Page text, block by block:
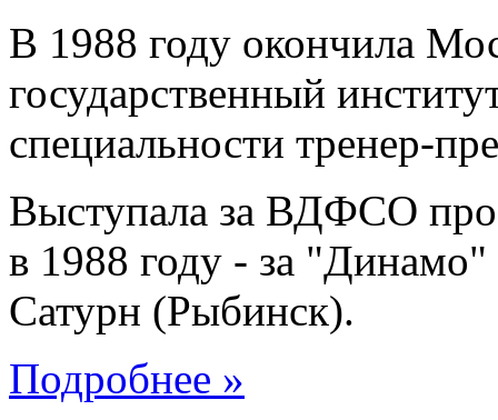
В 1988 году окончила
государственный
специальности тренер-
Выступала за ВДФСО
в 1988 году - за
Сатурн (Рыбинск).
Подробнее »